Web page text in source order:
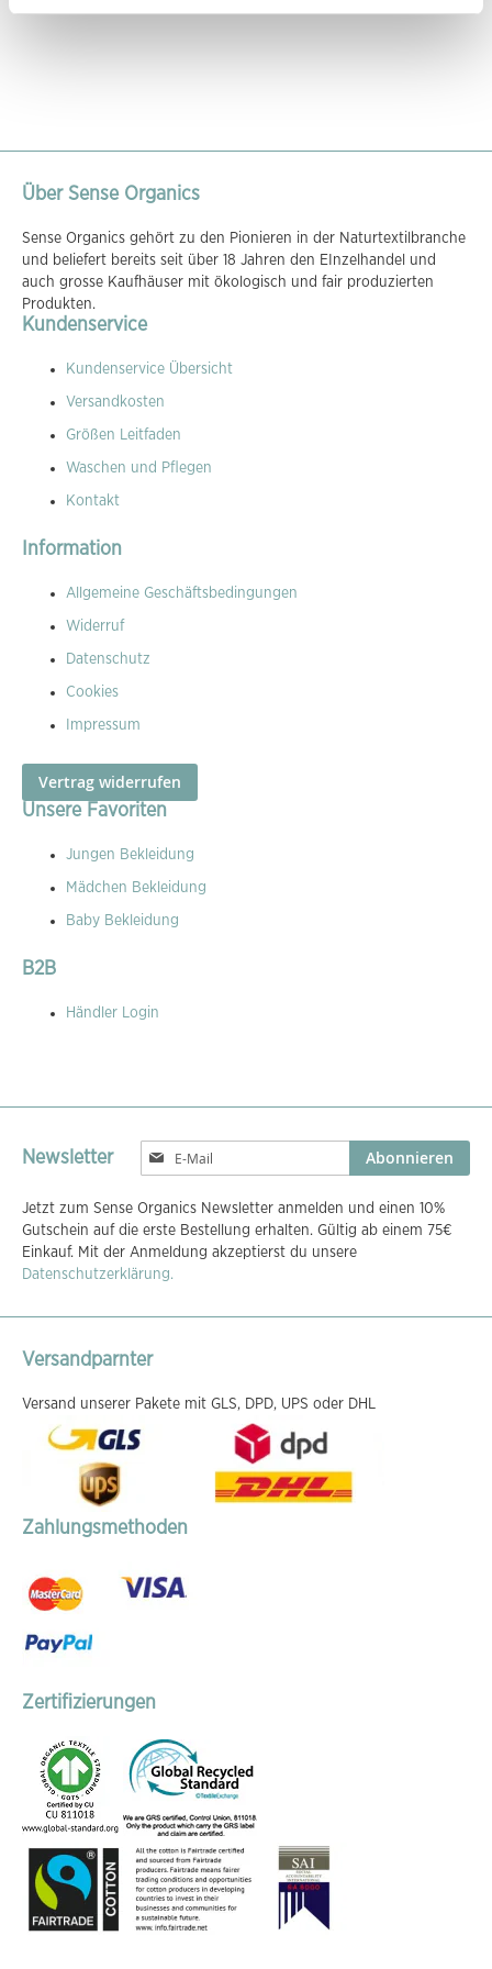
Über Sense Organics
Sense Organics gehört zu den Pionieren in der Naturtextilbranche
und beliefert bereits seit über 18 Jahren den EInzelhandel und
auch grosse Kaufhäuser mit ökologisch und fair produzierten
Produkten.
Kundenservice
Kundenservice Übersicht
Versandkosten
Größen Leitfaden
Waschen und Pflegen
Kontakt
Information
Allgemeine Geschäftsbedingungen
Widerruf
Datenschutz
Cookies
Impressum
Vertrag widerrufen
Unsere Favoriten
Jungen Bekleidung
Mädchen Bekleidung
Baby Bekleidung
B2B
Händler Login
Newsletter
Melden
Sie
für
unseren
Newsletter
an:
Abonnieren
Jetzt zum Sense Organics Newsletter anmelden und einen 10%
Gutschein auf die erste Bestellung erhalten. Gültig ab einem 75€
Einkauf. Mit der Anmeldung akzeptierst du unsere
Datenschutzerklärung.
Versandparnter
Versand unserer Pakete mit GLS, DPD, UPS oder DHL
Zahlungsmethoden
Zertifizierungen